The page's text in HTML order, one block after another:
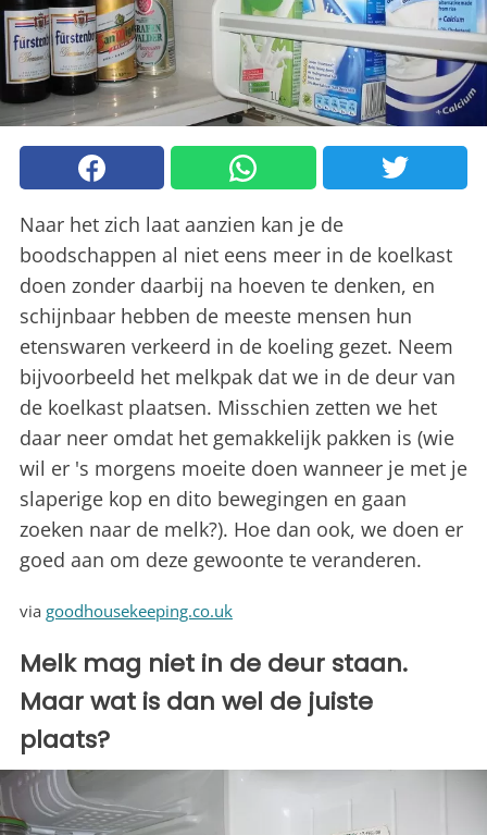
Naar het zich laat aanzien kan je de
boodschappen al niet eens meer in de koelkast
doen zonder daarbij na hoeven te denken, en
schijnbaar hebben de meeste mensen hun
etenswaren verkeerd in de koeling gezet. Neem
bijvoorbeeld het melkpak dat we in de deur van
de koelkast plaatsen. Misschien zetten we het
daar neer omdat het gemakkelijk pakken is (wie
wil er 's morgens moeite doen wanneer je met je
slaperige kop en dito bewegingen en gaan
zoeken naar de melk?). Hoe dan ook, we doen er
goed aan om deze gewoonte te veranderen.
via goodhousekeeping.co.uk
Melk mag niet in de deur staan.
Maar wat is dan wel de juiste
plaats?